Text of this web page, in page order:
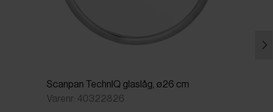
Scanpan TechnIQ glaslåg, ø26 cm
Varenr: 40322826